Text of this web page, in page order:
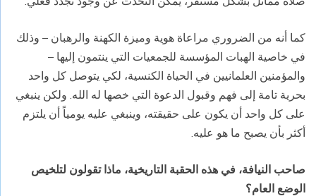
كما أنه من الضروري مراعاة هوية وميزة الكهنة والرهبان – وذلك
في خاصية الهبات المؤسسة للجمعيات التي ينتمون إليها –
والمؤمنين العلمانيين في الحياة الكنسية، لكي يتوصل كل واحد
بحرية تامة إلى فهم وقبول الدعوة التي خصها له الله. ولكن ينبغي
على كل واحد أن يكون على حقيقته، وينبغي عليه يومياً أن يلتزم
أكثر بأن يصبح ما هو عليه.
صاحب النيافة، في هذه الحقبة التاريخية، ماذا تقولون لتلخيص
الوضع العام؟